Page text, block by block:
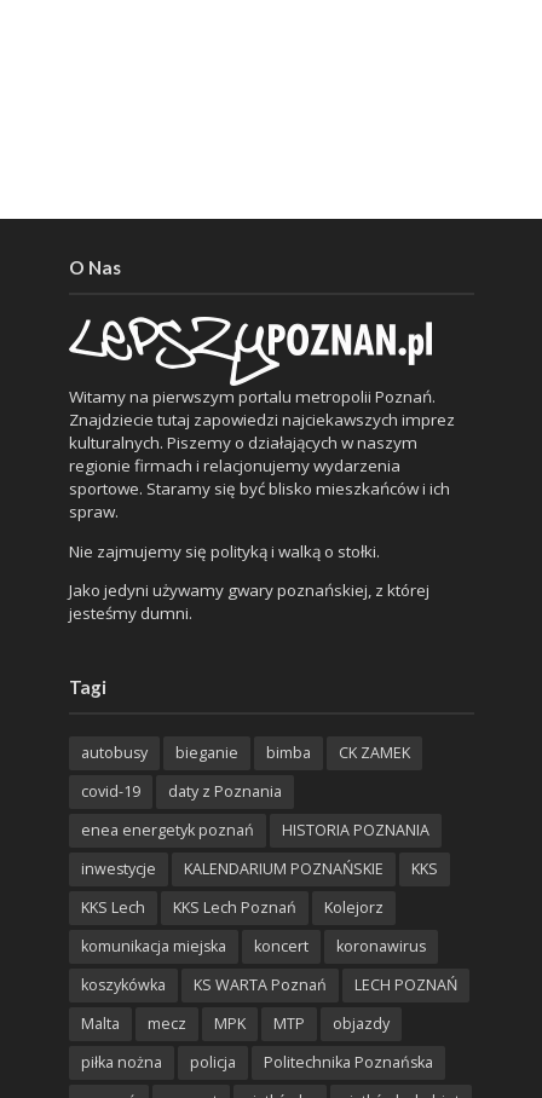
O Nas
Witamy na pierwszym portalu metropolii Poznań.
Znajdziecie tutaj zapowiedzi najciekawszych imprez
kulturalnych. Piszemy o działających w naszym
regionie firmach i relacjonujemy wydarzenia
sportowe. Staramy się być blisko mieszkańców i ich
spraw.
Nie zajmujemy się polityką i walką o stołki.
Jako jedyni używamy gwary poznańskiej, z której
jesteśmy dumni.
Tagi
autobusy bieganie bimba
CK ZAMEK
covid-19
daty z Poznania
enea energetyk poznań
HISTORIA POZNANIA
inwestycje
KALENDARIUM POZNAŃSKIE
KKS
KKS Lech
KKS Lech Poznań
Kolejorz
komunikacja miejska
koncert
koronawirus
koszykówka
KS WARTA Poznań
LECH POZNAŃ
Malta
mecz MPK MTP
objazdy
piłka nożna
policja
Politechnika Poznańska